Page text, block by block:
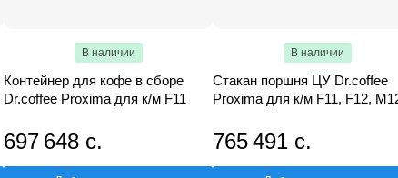
В наличии
Контейнер для кофе в сборе
Dr.coffee Proxima для к/м F11
697 648 с.
В наличии
Стакан поршня ЦУ Dr.coffee
Proxima для к/м F11, F12,
765 491 с.